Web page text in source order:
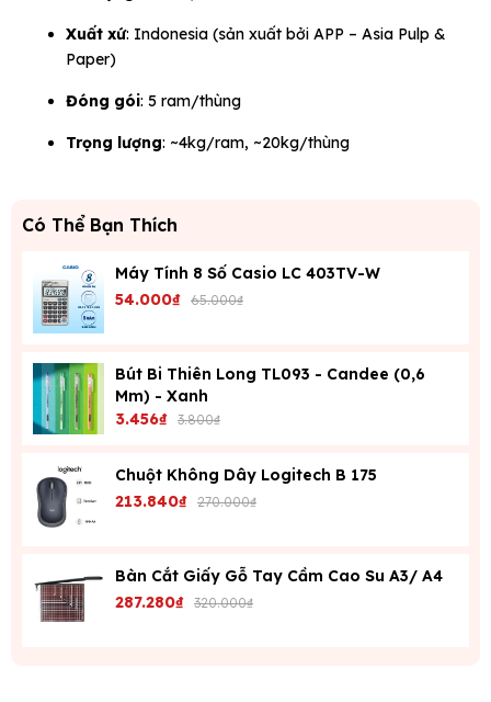
Xuất xứ: Indonesia (sản xuất bởi APP – Asia Pulp &
Paper)
Đóng gói: 5 ram/thùng
Trọng lượng: ~4kg/ram, ~20kg/thùng
Có Thể Bạn Thích
Máy Tính 8 Số Casio LC 403TV-W
54.000₫ 65.000₫
Bút Bi Thiên Long TL093 - Candee (0,6
Mm) - Xanh
3.456₫ 3.800₫
Chuột Không Dây Logitech B 175
213.840₫ 270.000₫
Bàn Cắt Giấy Gỗ Tay Cầm Cao Su A3/ A4
287.280₫ 320.000₫